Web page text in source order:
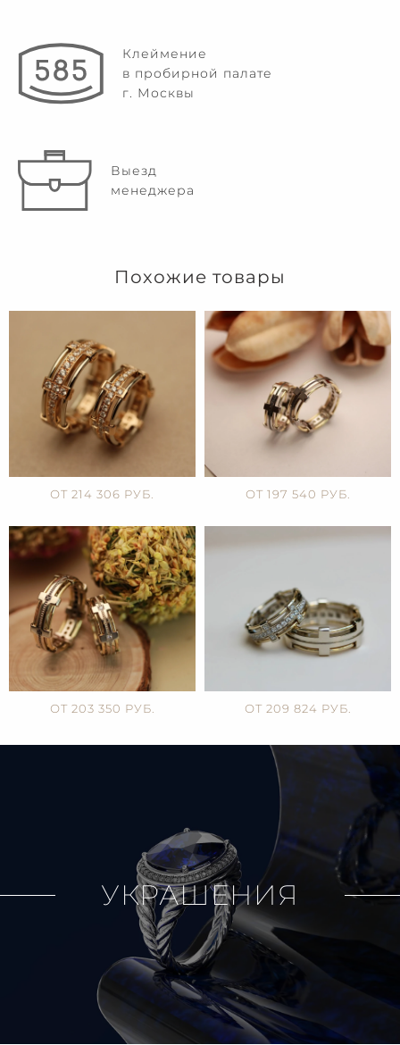
Клеймение
в пробирной палате
г. Москвы
Выезд
менеджера
Похожие товары
ОТ 214 306 РУБ. ОТ 197 540 РУБ.
ОТ 203 350 РУБ. ОТ 209 824 РУБ.
УКРАШЕНИЯ